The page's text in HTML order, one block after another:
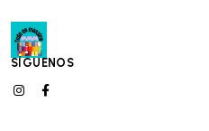
SÍGUENOS